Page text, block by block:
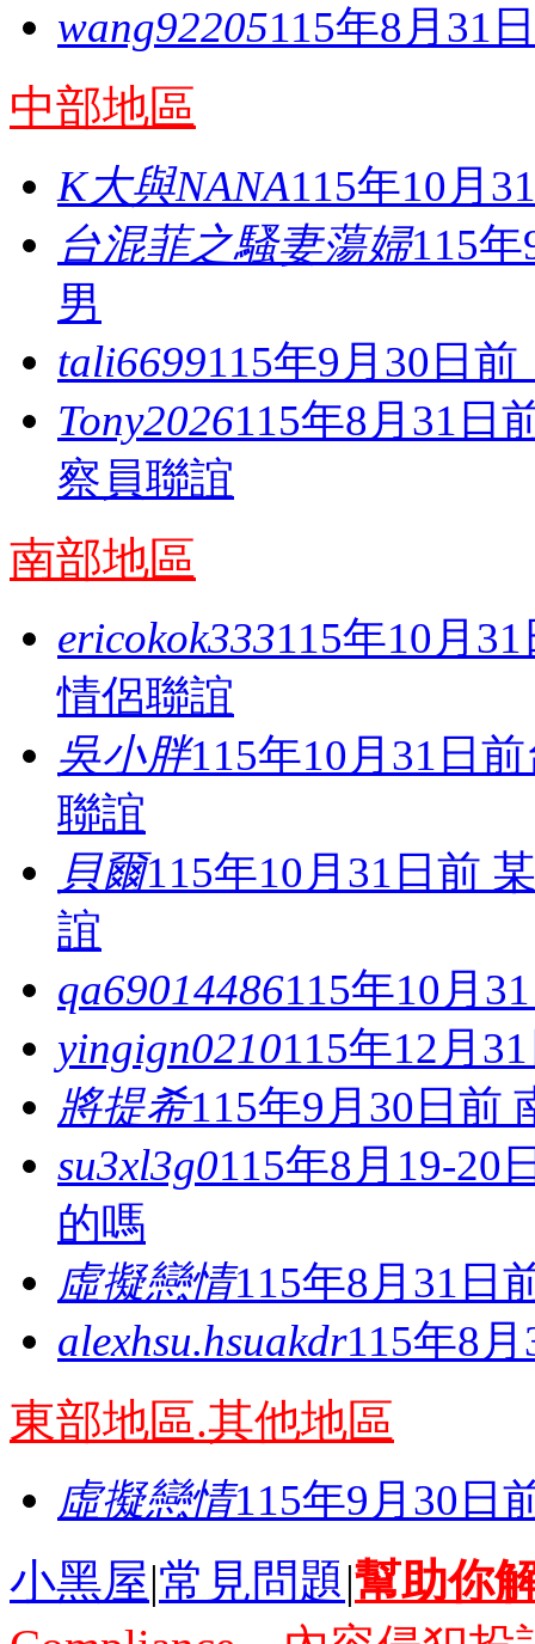
wang92205115年8月31
中部地區
K大與NANA115年10月
台混菲之騷妻蕩婦115
男
tali6699115年9月30日
Tony2026115年8月31日
察員聯誼
南部地區
ericokok333115年10月
情侶聯誼
吳小胖115年10月31日
聯誼
貝爾115年10月31日前
誼
qa69014486115年10月
yingign0210115年12月
將提希115年9月30日前
su3xl3g0115年8月19-20
的嗎
虛擬戀情115年8月31日
alexhsu.hsuakdr115年8
東部地區.其他地區
虛擬戀情115年9月30日
小黑屋|常見問題|幫助你